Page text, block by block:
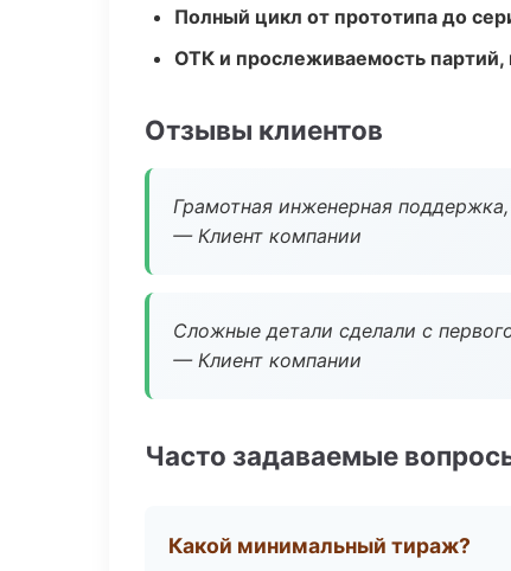
Полный цикл от прототипа до
ОТК и прослеживаемость
Отзывы клиентов
Грамотная инженерная
— Клиент компании
Сложные детали сделали с
— Клиент компании
Часто задаваемые
Какой минимальный тираж?